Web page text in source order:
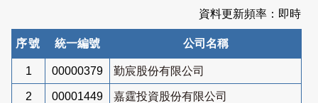
資料更新頻率：即時
序號 統一編號 公司名稱
1 00000379 勤宸股份有限公司
2 00001449 嘉霆投資股份有限公司